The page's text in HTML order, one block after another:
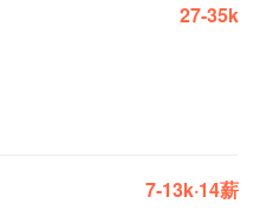
27-35k
7-13k·14薪